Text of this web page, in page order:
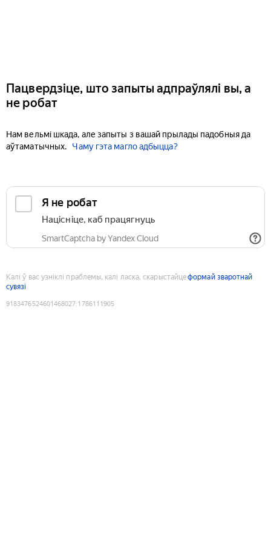
Пацвердзіце, што запыты адпраўлялі вы, а
не робат
Нам вельмі шкада, але запыты з вашай прылады падобныя да
аўтаматычных.
Чаму гэта магло адбыцца?
Я не робат
Націсніце, каб працягнуць
SmartCaptcha by Yandex Cloud
Калі ў вас узніклі праблемы, калі ласка, скарыстайцеформай зваротнай
сувязі
9183476524601468027:1786111905